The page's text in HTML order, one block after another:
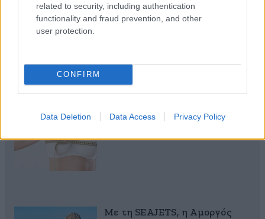
related to security, including authentication
functionality and fraud prevention, and other
user protection.
CONFIRM
Data Deletion Data Access Privacy Policy
συμμετοχές
Αυξητική & Ανόρθωση
για το τέλειο, εξατομικευμένο
Με τη SEAJETS, η Αμοργός